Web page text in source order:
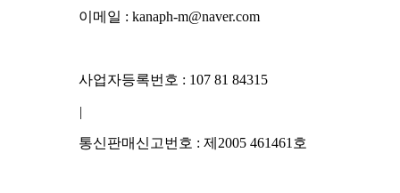
이메일 : kanaph-m@naver.com
사업자등록번호 : 107 81 84315
|
통신판매신고번호 : 제2005 461461호